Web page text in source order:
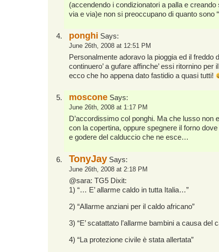
(accendendo i condizionatori a palla e
via e via)e non si preoccupano di quanto sono
ponghi Says:
June 26th, 2008 at 12:51 PM
Personalmente adoravo la pioggia ed il freddo
continuero’ a gufare affinche’ essi ritornino per
ecco che ho appena dato fastidio a quasi tutti!
moscone Says:
June 26th, 2008 at 1:17 PM
D’accordissimo col ponghi. Ma che lusso non
con la copertina, oppure spegnere il forno
e godere del calduccio che ne esce…
TonyJay Says:
June 26th, 2008 at 2:18 PM
@sara: TG5 Dixit:
1) “… E’ allarme caldo in tutta Italia…”
2) “Allarme anziani per il caldo africano”
3) “E’ scatattato l’allarme bambini a causa del
4) “La protezione civile è stata allertata”